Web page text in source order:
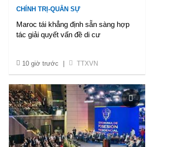
CHÍNH TRỊ-QUÂN SỰ
Maroc tái khẳng định sẵn sàng hợp
tác giải quyết vấn đề di cư
10 giờ trước TTXVN